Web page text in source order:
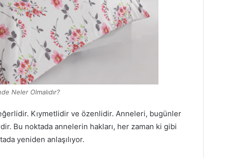
Neler Olmalıdır?
Kıymetlidir ve özenlidir. Anneleri, bugünler
Bu noktada annelerin hakları, her zaman ki gibi
yeniden anlaşılıyor.